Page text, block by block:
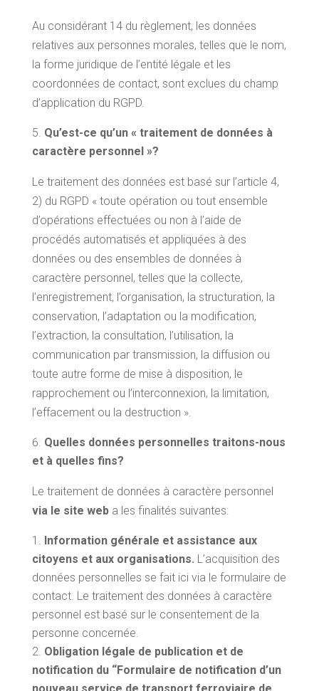
Au considérant 14 du règlement, les données
relatives aux personnes morales, telles que le nom,
la forme juridique de l’entité légale et les
coordonnées de contact, sont exclues du champ
d’application du RGPD.
Qu’est-ce qu’un « traitement de données à
caractère personnel »?
Le traitement des données est basé sur l’article 4,
2) du RGPD « toute opération ou tout ensemble
d’opérations effectuées ou non à l’aide de
procédés automatisés et appliquées à des
données ou des ensembles de données à
caractère personnel, telles que la collecte,
l’enregistrement, l’organisation, la structuration, la
conservation, l’adaptation ou la modification,
l’extraction, la consultation, l’utilisation, la
communication par transmission, la diffusion ou
toute autre forme de mise à disposition, le
rapprochement ou l’interconnexion, la limitation,
l’effacement ou la destruction ».
Quelles données personnelles traitons-nous
et à quelles fins?
Le traitement de données à caractère personnel
via le site weba les finalités suivantes:
Information générale et assistance aux
citoyens et aux organisations. L’acquisition des
données personnelles se fait ici via le formulaire de
contact. Le traitement des données à caractère
personnel est basé sur le consentement de la
personne concernée.
Obligation légale de publication et de
notification du “Formulaire de notification d’un